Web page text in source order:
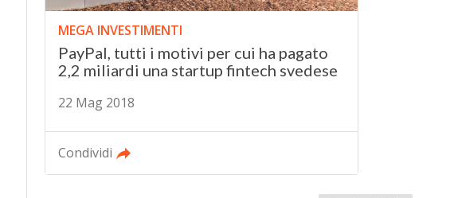
MEGA INVESTIMENTI
PayPal, tutti i motivi per cui ha pagato
2,2 miliardi una startup fintech svedese
22 Mag 2018
Condividi